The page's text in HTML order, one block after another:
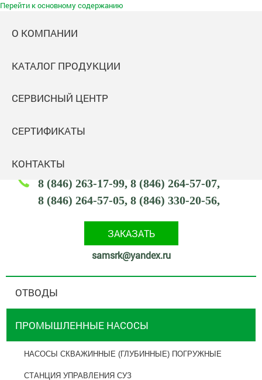
Перейти к основному содержанию
Самараспецремкомплект
Адрес: 443047,
ул. Тамбовская, 2 (посёлок Кряж)
8 (846) 263-17-99 8 (846) 264-57-07
8 (846) 264-57-05 8 (846) 330-20-56
ЗАКАЗАТЬ
samsrk@yandex.ru
О КОМПАНИИ
КАТАЛОГ ПРОДУКЦИИ
СЕРВИСНЫЙ ЦЕНТР
СЕРТИФИКАТЫ
КОНТАКТЫ
ОТВОДЫ
ПРОМЫШЛЕННЫЕ НАСОСЫ
НАСОСЫ СКВАЖИННЫЕ (ГЛУБИННЫЕ) ПОГРУЖНЫЕ
СТАНЦИЯ УПРАВЛЕНИЯ СУЗ